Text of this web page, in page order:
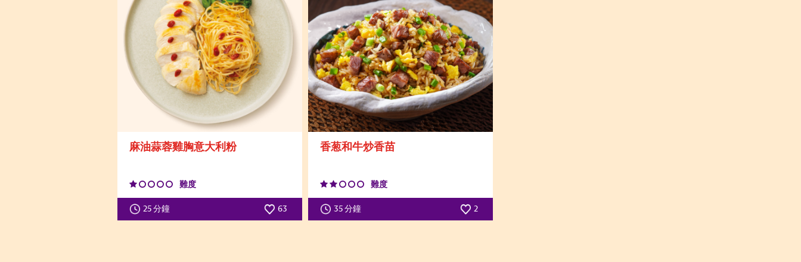
麻油蒜蓉雞胸意大利粉
難度
25 分鐘 63
香葱和牛炒香苗
難度
35 分鐘 2